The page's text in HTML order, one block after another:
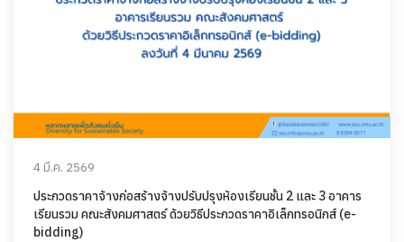
4 มี.ค. 2569
ประกวดราคาจ้างก่อสร้างจ้างปรับปรุงห้องเรียนชั้น 2 และ 3 อาคาร
เรียนรวม คณะสังคมศาสตร์ ด้วยวิธีประกวดราคาอิเล็กทรอนิกส์ (e-
bidding)